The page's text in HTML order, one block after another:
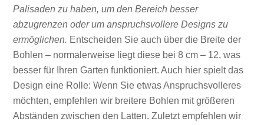
Palisaden zu haben, um den Bereich besser
abzugrenzen oder um anspruchsvollere Designs zu
ermöglichen. Entscheiden Sie auch über die Breite der
Bohlen – normalerweise liegt diese bei 8 cm – 12, was
besser für Ihren Garten funktioniert. Auch hier spielt das
Design eine Rolle: Wenn Sie etwas Anspruchsvolleres
möchten, empfehlen wir breitere Bohlen mit größeren
Abständen zwischen den Latten. Zuletzt empfehlen wir